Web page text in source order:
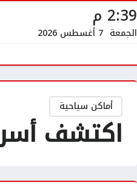
2:39 م
الجمعة 7 أغسطس 2026
أماكن سياحية
اكتشف